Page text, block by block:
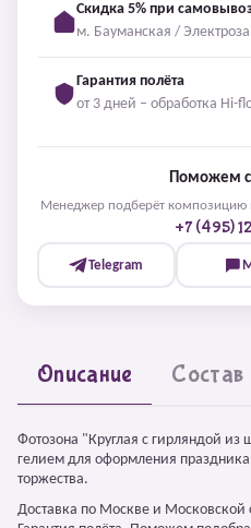
Скидка 5% при
м. Бауманская /
Гарантия полёта
от 3 дней – обработка Hi-
Поможем
Менеджер подберёт композицию
+7 (495)
Telegram
Описание Состав
Фотозона "Круглая с гирляндой
гелием для оформления
торжества.
Доставка по Москве и Московской